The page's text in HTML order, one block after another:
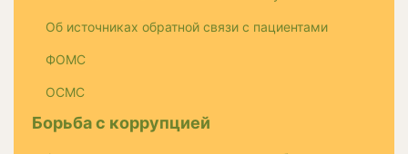
Об источниках обратной связи с пациентами
ФОМС
ОСМС
Борьба с коррупцией